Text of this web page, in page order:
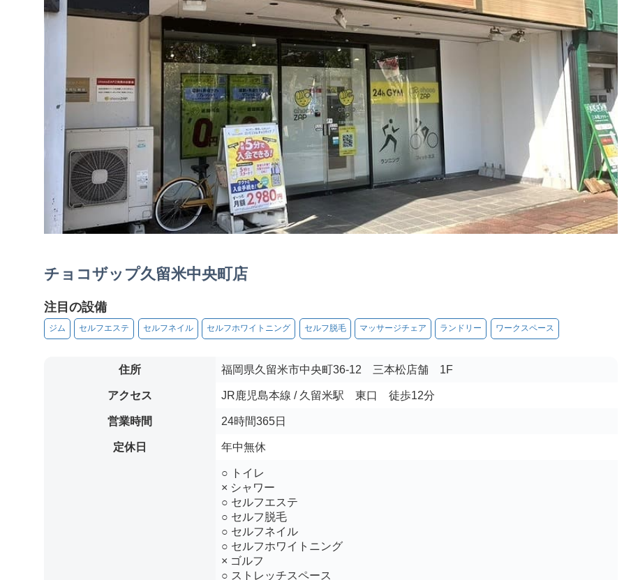
チョコザップ久留米中央町店
注目の設備
ジム セルフエステ セルフネイル セルフホワイトニング セルフ脱毛 マッサージチェア ランドリー ワークスペース
住所 福岡県久留米市中央町36-12 三本松店舗 1F
アクセス JR鹿児島本線 / 久留米駅 東口 徒歩12分
営業時間 24時間365日
定休日 年中無休
○ トイレ
× シャワー
○ セルフエステ
○ セルフ脱毛
○ セルフネイル
○ セルフホワイトニング
× ゴルフ
○ ストレッチスペース